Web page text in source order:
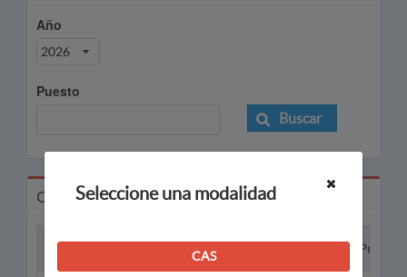
Año
2026
Puesto
Buscar
Convocatorias
Puesto
Seleccione una modalidad
CAS